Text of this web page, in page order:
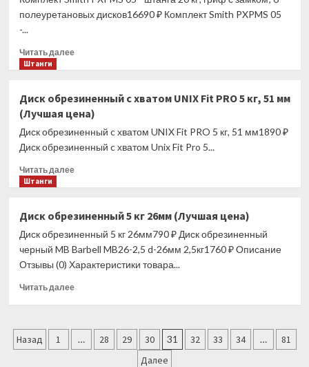
полеуретановых дисков16690 ₽ Комплект Smith PXPMS 05
-...
Читать далееПрочитать
Smith
PXPMS
05
20
замком;
6
полеуретановых
дисков
(Лучшая
цена)
Штанги
Диск обрезиненный c хватом UNIX Fit PRO 5 кг, 51 мм
(Лучшая цена)
Диск обрезиненный c хватом UNIX Fit PRO 5 кг, 51 мм1890 ₽
Диск обрезиненный c хватом Unix Fit Pro 5...
Читать далееПрочитать
обрезиненный
c
хватом
UNIX
Fit
PRO
(Лучшая
Штанги
Диск обрезиненный 5 кг 26мм (Лучшая цена)
Диск обрезиненный 5 кг 26мм790 ₽ Диск обрезиненный
черный MB Barbell MB26-2,5 d-26мм 2,5кг1760 ₽ Описание
Отзывы (0) Характеристики товара...
Читать далееПрочитать
обрезиненный
5
Пагинация
Назад 1 … 28 29 30 31 32 33 34 …
81
Далее